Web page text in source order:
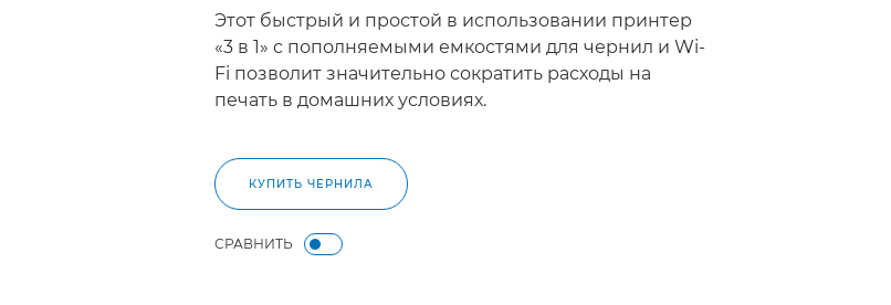
Этот быстрый и простой в использовании принтер
«3 в 1» с пополняемыми емкостями для чернил и Wi-
Fi позволит значительно сократить расходы на
печать в домашних условиях.
КУПИТЬ ЧЕРНИЛА
СРАВНИТЬ